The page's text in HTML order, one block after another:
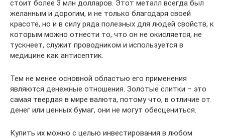
стоит более 3 млн долларов. Этот металл всегда был
желанным и дорогим, и не только благодаря своей
красоте, но и в силу ряда полезных для людей свойств, к
которым можно отнести то, что он не окисляется, не
тускнеет, служит проводником и используется в
медицине как антисептик.
Тем не менее основной областью его применения
являются денежные отношения. Золотые слитки – это
самая твердая в мире валюта, потому что, в отличие от
денег или ценных бумаг, они не могут обесцениться.
Купить их можно с целью инвестирования в любом